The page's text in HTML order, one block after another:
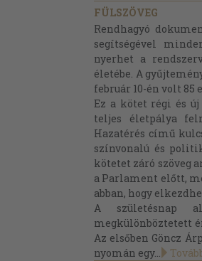
FÜLSZÖVEG
Rendhagyó
segítségével
nyerhet a
életébe. A
február 10-én volt 85
Ez a kötet régi és
teljes életpálya
Hazatérés című
színvonalú és
kötetet záró szöveg
a Parlament előtt,
abban, hogy
A születésnap
megkülönböztetett
Az elsőben Göncz
nyomán egy...